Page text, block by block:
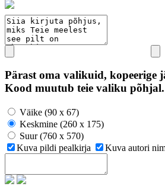
Pärast oma valikuid, kopeerige
Kood muutub teie valiku põhjal.
Väike (90 x 67)
Keskmine (260 x 175)
Suur (760 x 570)
Kuva pildi pealkirja
Kuva autori